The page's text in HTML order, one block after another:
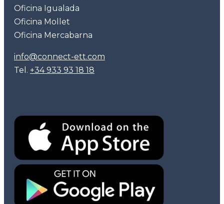
Oficina Igualada
Oficina Mollet
Oficina Mercabarna
info@connect-ett.com
Tel. +34 933 93 18 18